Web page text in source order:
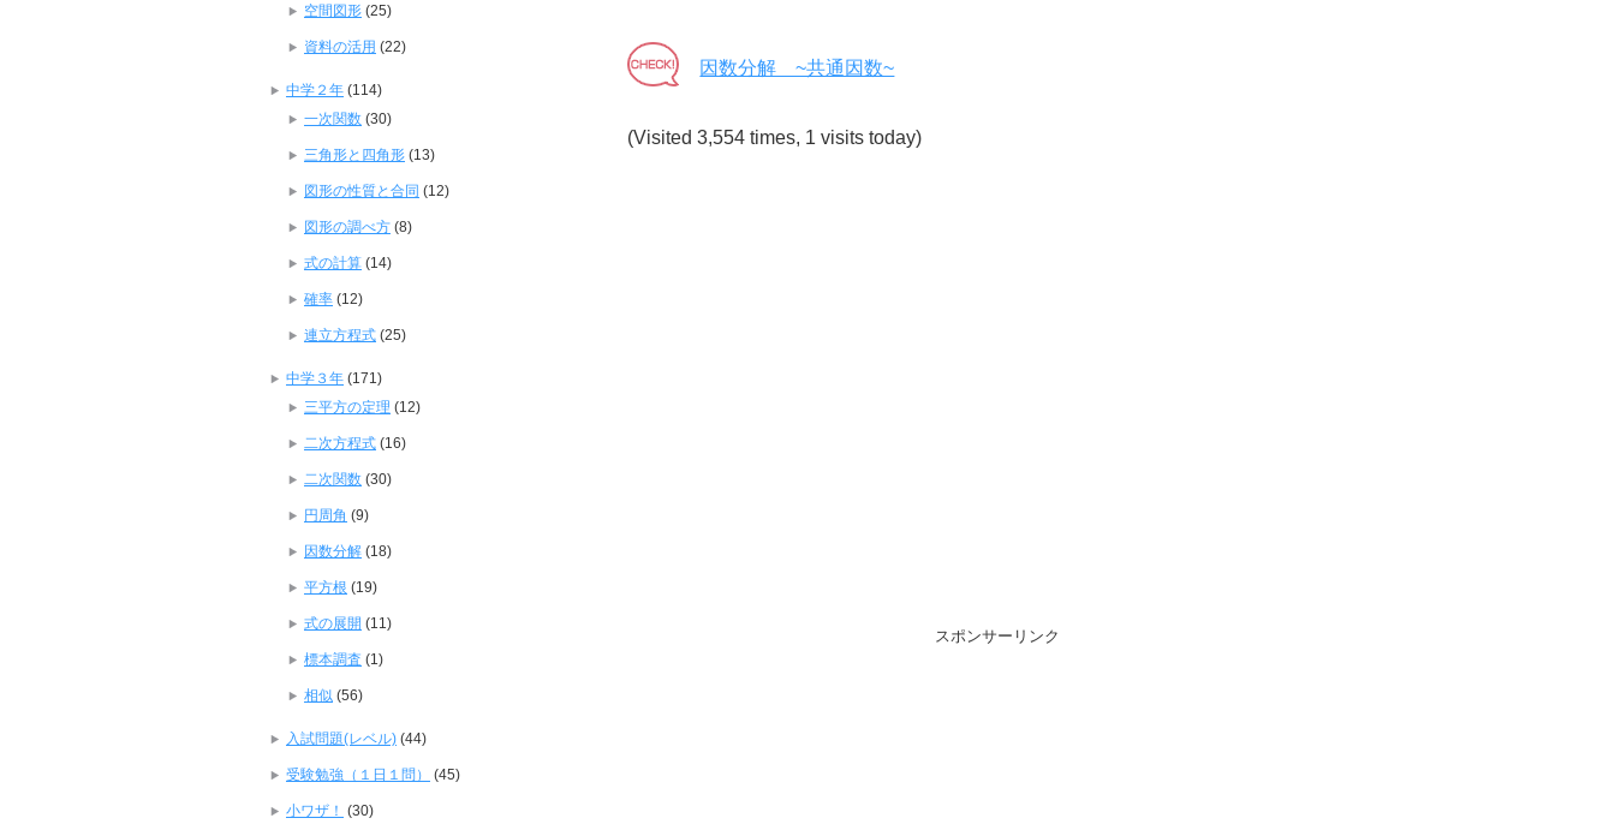
因数分解 ~共通因数~
(Visited 3,554 times, 1 visits today)
スポンサーリンク
空間図形 (25)
資料の活用 (22)
中学２年 (114)
一次関数 (30)
三角形と四角形 (13)
図形の性質と合同 (12)
図形の調べ方 (8)
式の計算 (14)
確率 (12)
連立方程式 (25)
中学３年 (171)
三平方の定理 (12)
二次方程式 (16)
二次関数 (30)
円周角 (9)
因数分解 (18)
平方根 (19)
式の展開 (11)
標本調査 (1)
相似 (56)
入試問題(レベル) (44)
受験勉強（１日１問） (45)
小ワザ！ (30)